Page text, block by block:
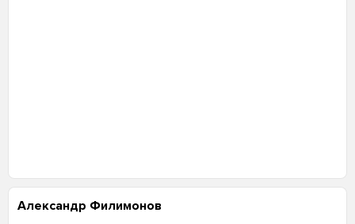
Александр Филимонов